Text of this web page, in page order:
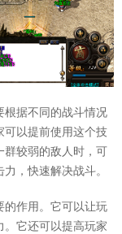
根据不同的战斗情况
可以提前使用这个技
群较弱的敌人时，可
，快速解决战斗。
的作用。它可以让玩
。它还可以提高玩家